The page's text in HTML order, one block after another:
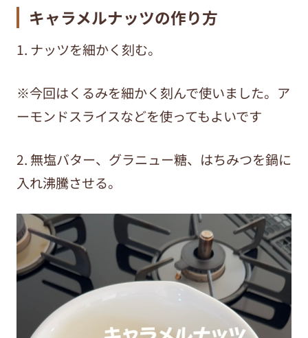
キャラメルナッツの作り方
1. ナッツを細かく刻む。
※今回はくるみを細かく刻んで使いました。ア
ーモンドスライスなどを使ってもよいです
2. 無塩バター、グラニュー糖、はちみつを鍋に
入れ沸騰させる。